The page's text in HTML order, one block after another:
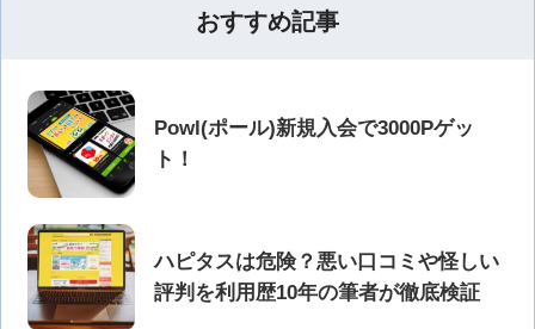
おすすめ記事
Powl(ポール)新規入会で3000Pゲッ
ト！
ハピタスは危険？悪い口コミや怪しい
評判を利用歴10年の筆者が徹底検証